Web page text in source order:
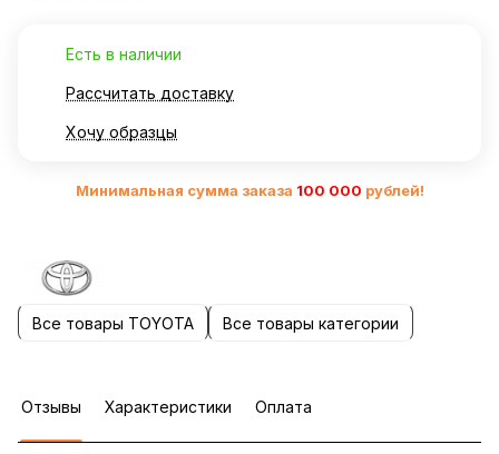
Есть в наличии
Рассчитать доставку
Хочу образцы
Минимальная сумма заказа 100 000 рублей!
Все товары TOYOTA Все товары категории
Отзывы Характеристики Оплата